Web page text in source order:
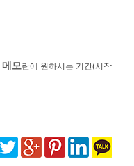
메모란에 원하시는 기간(시작